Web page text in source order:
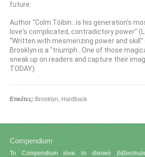
future.
Author "Colm Tóibín...is his generation's
love's complicated, contradictory power"
"Written with mesmerizing power and skill"
Brooklyn is a "triumph...One of those
sneak up on readers and capture their
TODAY).
Ετικέτες: Brooklyn, Hardback
Compendium
Το Compendium είναι το ιδανικό